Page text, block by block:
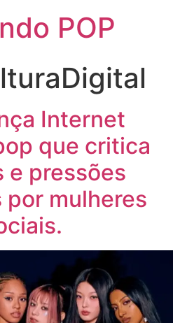
POP
Internet
que critica
e pressões
mulheres